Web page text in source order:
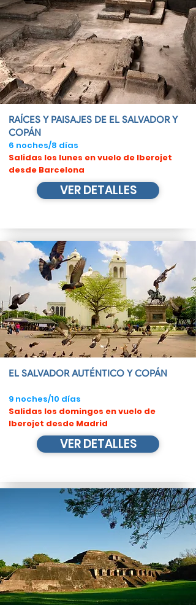
RAÍCES Y PAISAJES DE EL SALVADOR Y
COPÁN
6 noches/8 días
Salidas los lunes en vuelo de Iberojet​
desde Barcelona
VER DETALLES
EL SALVADOR AUTÉNTICO Y COPÁN
9 noches/10 días
​Salidas los domingos en vuelo de
Iberojet​ desde Madrid
VER DETALLES